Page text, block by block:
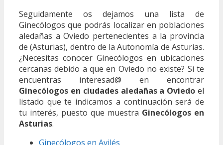
Seguidamente os dejamos una lista de
Ginecólogos que podrás localizar en poblaciones
aledañas a Oviedo pertenecientes a la provincia
de (Asturias), dentro de la Autonomía de Asturias.
¿Necesitas conocer Ginecólogos en ubicaciones
cercanas debido a que en Oviedo no existe? Si te
encuentras interesad@ en encontrar
Ginecólogos en ciudades aledañas a Oviedo el
listado que te indicamos a continuación será de
tu interés, puesto que muestra Ginecólogos en
Asturias.
Ginecólogos en Avilés